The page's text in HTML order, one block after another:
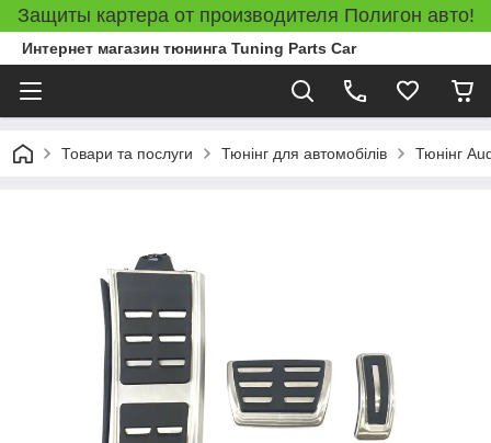
Защиты картера от производителя Полигон авто!
Интернет магазин тюнинга Tuning Parts Car
Товари та послуги Тюнінг для автомобілів Тюнінг